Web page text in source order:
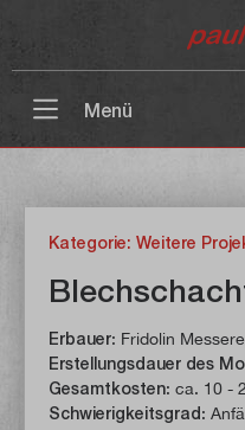
Menü
Kategorie: Weitere
Erbauer: Fridolin
Erstellungsdauer des
Gesamtkosten: ca. 10 -
Schwierigkeitsgrad: